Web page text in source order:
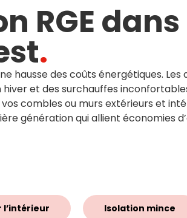
RGE dans
.
hausse des coûts énergétiques.
et des surchauffes
combles ou murs extérieurs et
génération qui allient économies
l’intérieur Isolation mince